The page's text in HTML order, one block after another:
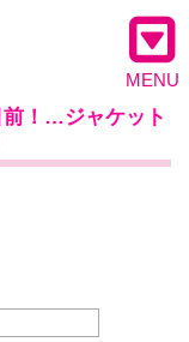
MENU
前！…ジャケット